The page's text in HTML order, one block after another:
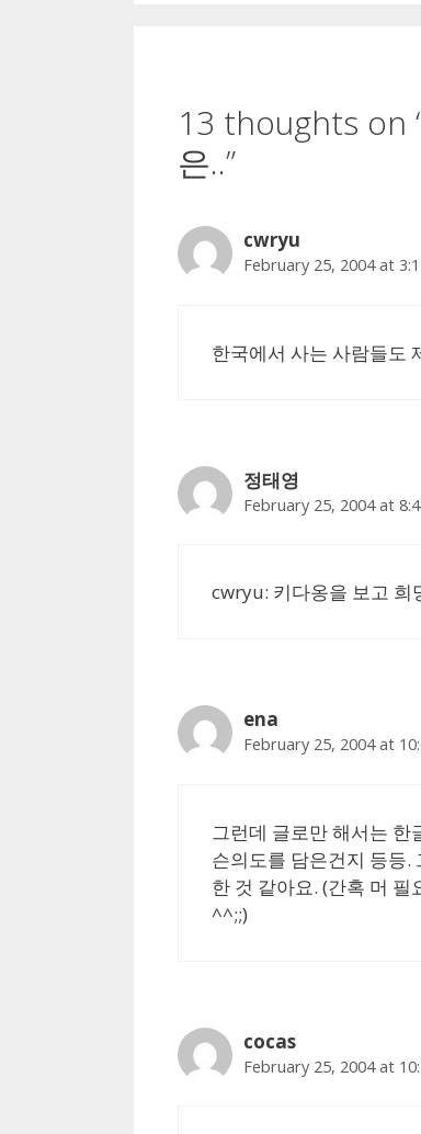
13 thoughts on
은..”
cwryu
February 25, 2004 at
한국에서 사는 사람들도
정태영
February 25, 2004 at
cwryu: 키다옹을 보고 희
ena
February 25, 2004 at
그런데 글로만 해서는 한
슨의도를 담은건지 등등.
한 것 같아요. (간혹 머
^^;;)
cocas
February 25, 2004 at